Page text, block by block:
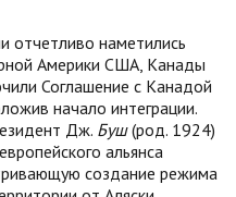
отчетливо наметились
Америки США, Канады
Соглашение с Канадой
начало интеграции.
Дж. Буш(род. 1924)
альянса
создание режима